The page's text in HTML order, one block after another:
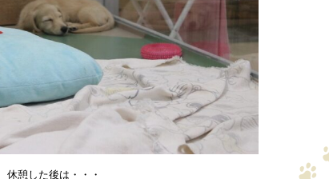
休憩した後は・・・